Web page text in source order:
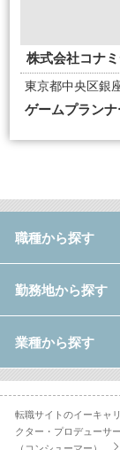
株式会社コナ
東京都中央区銀
ゲームプランナ
職種から探す
勤務地から探す
業種から探す
転職サイトのイーキャ
クター・プロデューサー